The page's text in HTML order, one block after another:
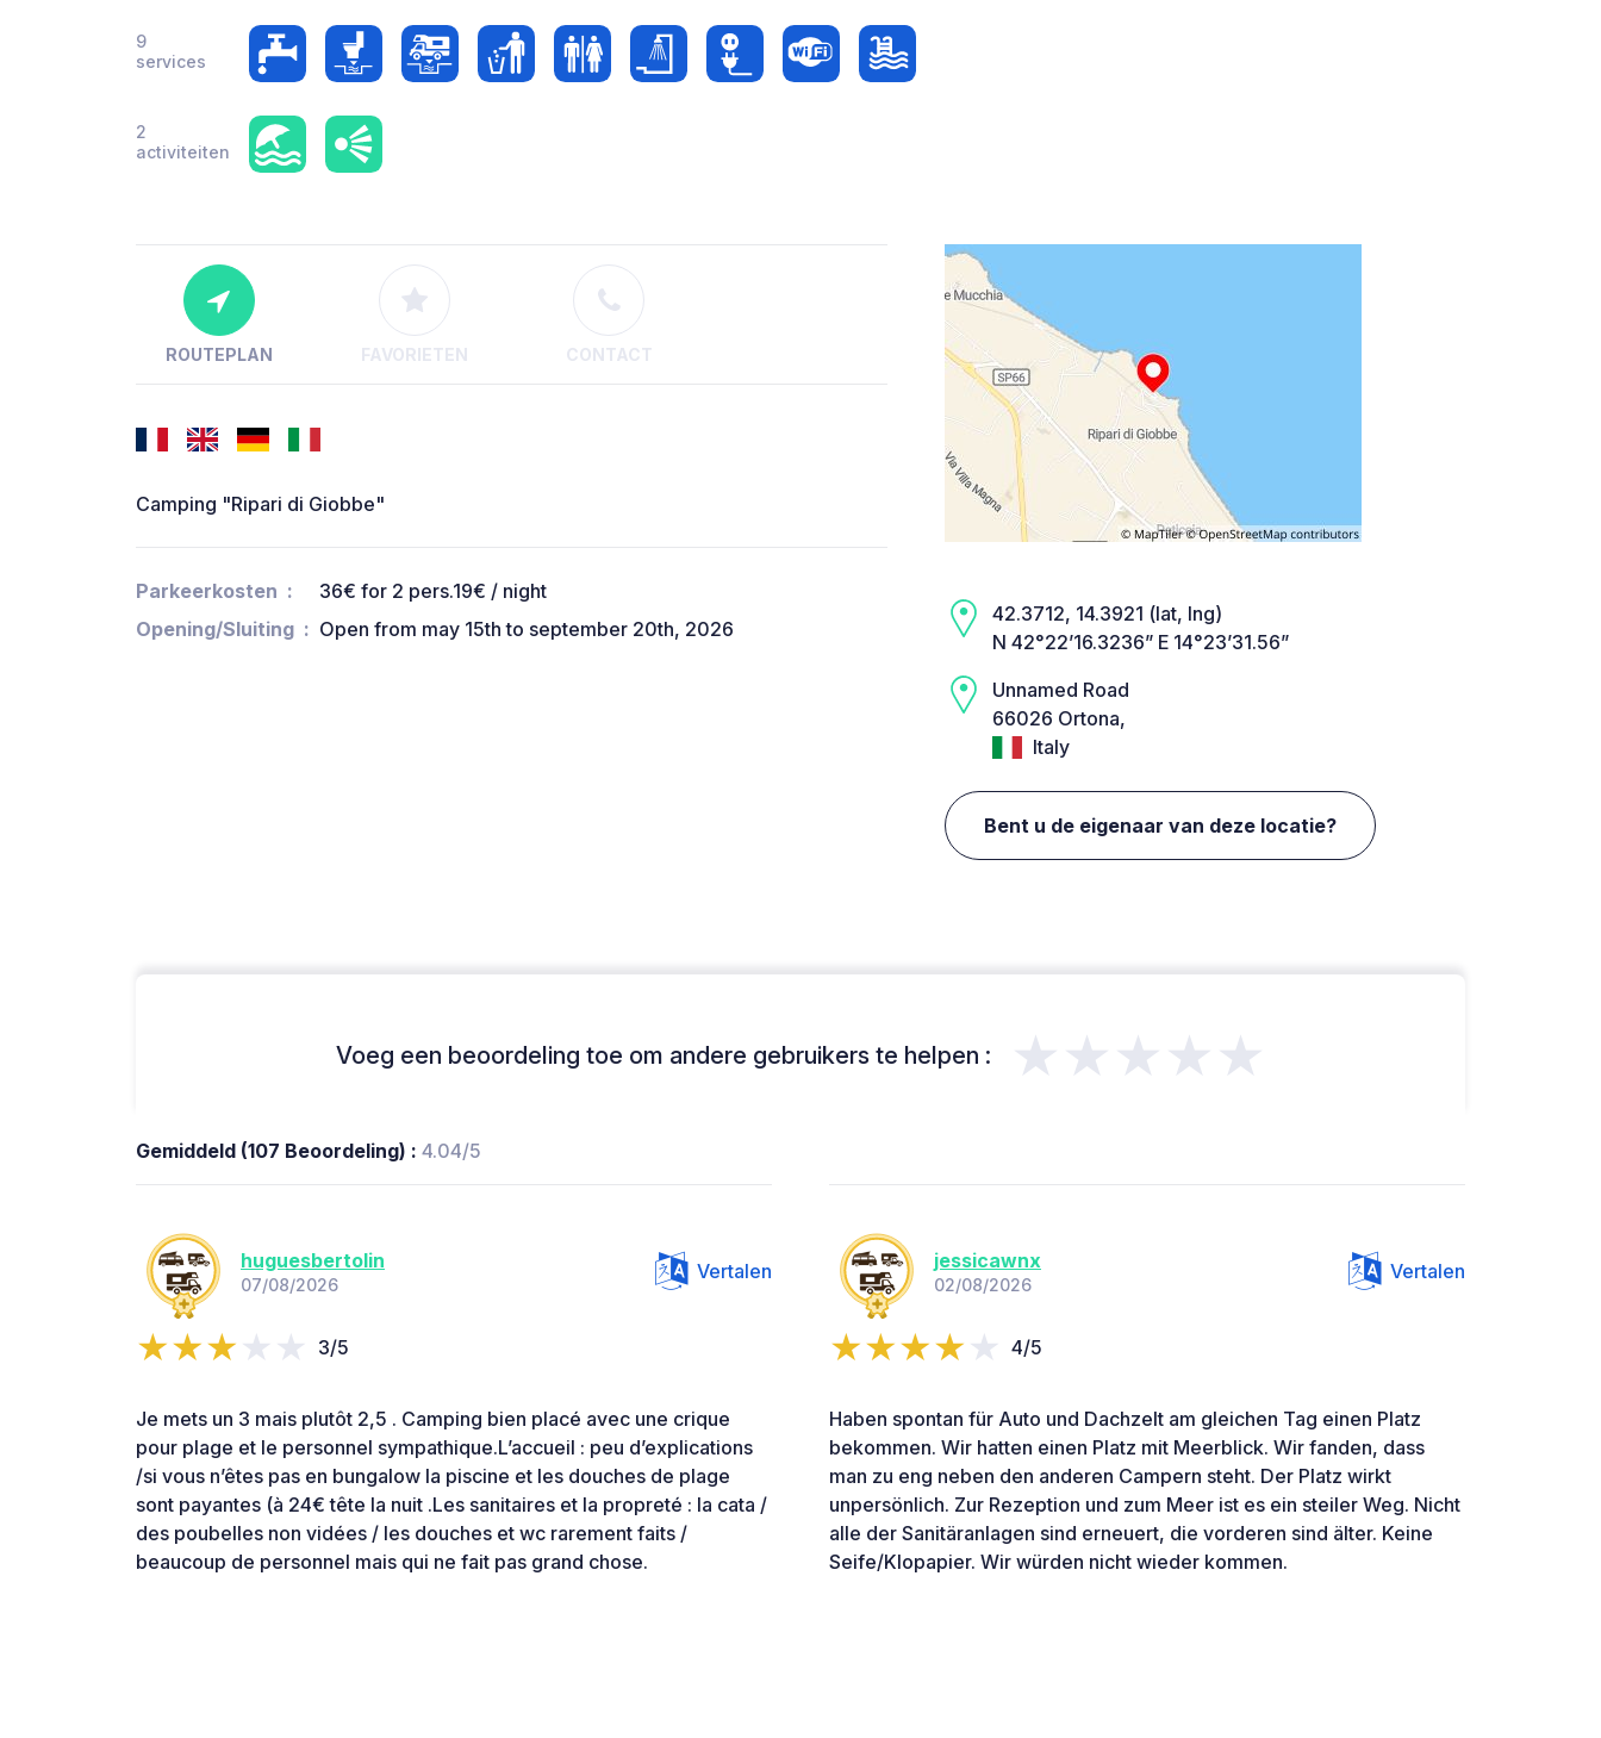
9
services
2
activiteiten
ROUTEPLAN FAVORIETEN CONTACT
Camping "Ripari di Giobbe"
Parkeerkosten
36€ for 2 pers.19€ / night
Opening/Sluiting
Open from may 15th to september 20th, 2026
42.3712, 14.3921 (lat, lng)
N 42°22’16.3236” E 14°23’31.56”
Unnamed Road
66026 Ortona,
Italy
Bent u de eigenaar van deze locatie?
Voeg een beoordeling toe om andere gebruikers te helpen : ★★★★★
Gemiddeld (107 Beoordeling) : 4.04/5
huguesbertolin
07/08/2026
Vertalen
3/5
Je mets un 3 mais plutôt 2,5 . Camping bien placé avec une crique
pour plage et le personnel sympathique.L’accueil : peu d’explications
/si vous n’êtes pas en bungalow la piscine et les douches de plage
sont payantes (à 24€ tête la nuit .Les sanitaires et la propreté : la cata /
des poubelles non vidées / les douches et wc rarement faits /
beaucoup de personnel mais qui ne fait pas grand chose.
jessicawnx
02/08/2026
Vertalen
4/5
Haben spontan für Auto und Dachzelt am gleichen Tag einen Platz
bekommen. Wir hatten einen Platz mit Meerblick. Wir fanden, dass
man zu eng neben den anderen Campern steht. Der Platz wirkt
unpersönlich. Zur Rezeption und zum Meer ist es ein steiler Weg. Nicht
alle der Sanitäranlagen sind erneuert, die vorderen sind älter. Keine
Seife/Klopapier. Wir würden nicht wieder kommen.